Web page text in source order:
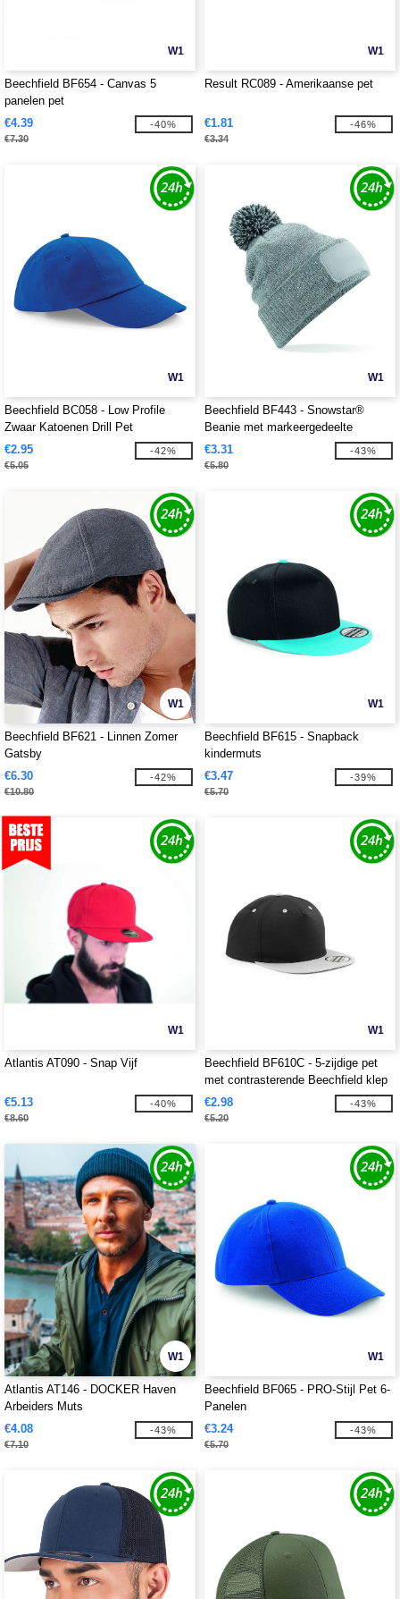
W1
Beechfield BF654 - Canvas 5
panelen pet
€4.39
€7.30
-40%
W1
Result RC089 - Amerikaanse pet
€1.81
€3.34
-46%
W1
Beechfield BC058 - Low Profile
Zwaar Katoenen Drill Pet
€2.95
€5.05
-42%
W1
Beechfield BF443 - Snowstar®
Beanie met markeergedeelte
€3.31
€5.80
-43%
W1
Beechfield BF621 - Linnen Zomer
Gatsby
€6.30
€10.80
-42%
W1
Beechfield BF615 - Snapback
kindermuts
€3.47
€5.70
-39%
W1
Atlantis AT090 - Snap Vijf
€5.13
€8.60
-40%
W1
Beechfield BF610C - 5-zijdige pet
met contrasterende Beechfield klep
€2.98
€5.20
-43%
W1
Atlantis AT146 - DOCKER Haven
Arbeiders Muts
€4.08
€7.10
-43%
W1
Beechfield BF065 - PRO-Stijl Pet 6-
Panelen
€3.24
€5.70
-43%